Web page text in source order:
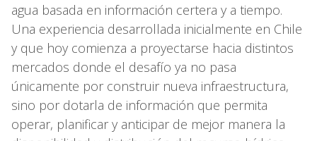
agua basada en información certera y a tiempo.
Una experiencia desarrollada inicialmente en Chile
y que hoy comienza a proyectarse hacia distintos
mercados donde el desafío ya no pasa
únicamente por construir nueva infraestructura,
sino por dotarla de información que permita
operar, planificar y anticipar de mejor manera la